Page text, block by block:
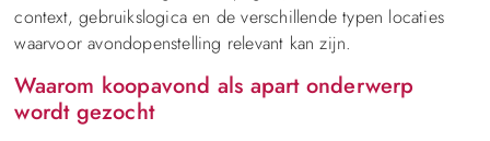
context, gebruikslogica en de verschillende typen locaties
waarvoor avondopenstelling relevant kan zijn.
Waarom koopavond als apart onderwerp
wordt gezocht